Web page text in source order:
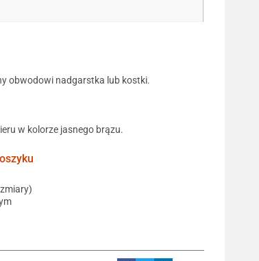
obwodowi nadgarstka lub kostki.
w kolorze jasnego brązu.